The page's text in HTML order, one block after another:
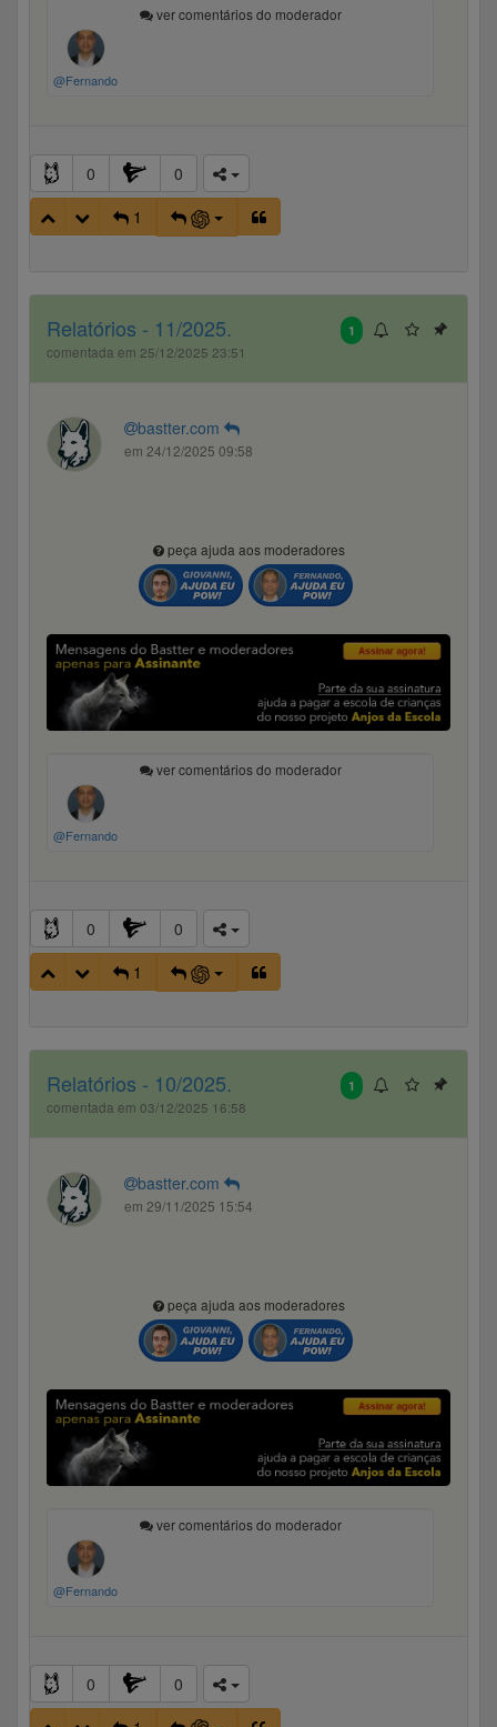
ver comentários do moderador
@Fernando
0
0
1
1
Relatórios - 11/2025.
comentada em 25/12/2025 23:51
bastter.com
em 24/12/2025 09:58
peça ajuda aos moderadores
ver comentários do moderador
@Fernando
0
0
1
1
Relatórios - 10/2025.
comentada em 03/12/2025 16:58
bastter.com
em 29/11/2025 15:54
peça ajuda aos moderadores
ver comentários do moderador
@Fernando
0
0